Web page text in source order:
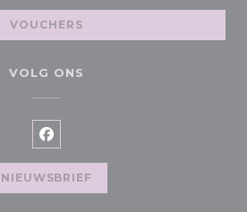
VOUCHERS
VOLG ONS
Facebook ((opent in een
NIEUWSBRIEF